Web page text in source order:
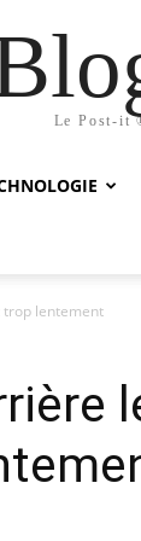
Le Post-it
trop lentement